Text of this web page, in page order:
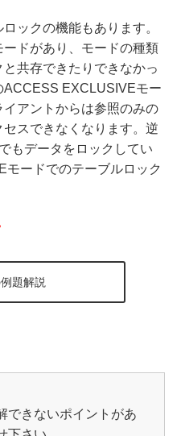
ックの機能もあります。
ドがあり、モードの種類
共存できたりできなかっ
EXCLUSIVEモー
イアントからは参照のみの
スできなくなります。逆
もデータをロックしてい
ードでのテーブルロック
題解説
できないポイントがあ